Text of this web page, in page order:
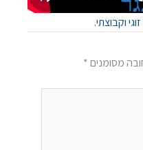
וקבוצתי.
מסומנים*